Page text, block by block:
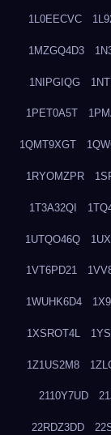
1L0EECVC
1MZGQ4D3
1NIPGIQG
1PET0A5T
1QMT9XGT
1RYOMZPR
1T3A32QI
1UTQO46Q
1VT6PD21
1WUHK6D4
1XSROT4L
1Z1US2M8
2110Y7UD
22RDZ3DD